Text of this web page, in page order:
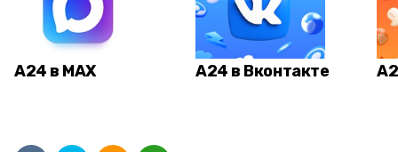
А24 в MAX А24 в Вконтакте